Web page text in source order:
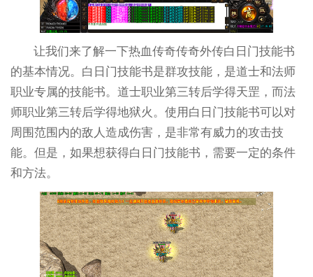
让我们来了解一下热血传奇传奇外传白日门技能书
的基本情况。白日门技能书是群攻技能，是道士和法师
职业专属的技能书。道士职业第三转后学得天罡，而法
师职业第三转后学得地狱火。使用白日门技能书可以对
周围范围内的敌人造成伤害，是非常有威力的攻击技
能。但是，如果想获得白日门技能书，需要一定的条件
和方法。